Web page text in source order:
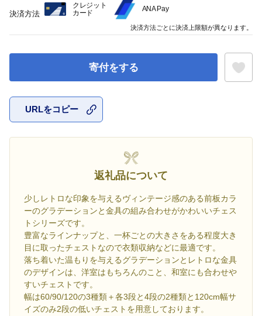
寄付をする
URLをコピー
返礼品について
少しレトロな印象を与えるヴィンテージ感のある前板カラ
ーのグラデーションと金具の組み合わせがかわいいチェス
トシリーズです。
豊富なラインナップと、一杯ごとの大きさをある程度大き
目に取ったチェストなので衣類収納などに最適です。
落ち着いた温もりを与えるグラデーションとレトロな金具
のデザインは、洋室はもちろんのこと、和室にも合わせや
すいチェストです。
幅は60/90/120の3種類＋各3段と4段の2種類と120cm幅サ
イズのみ2段の低いチェストを用意しております。
決済方法
クレジット
カード
ANA Pay
決済方法ごとに決済上限額が異なります。